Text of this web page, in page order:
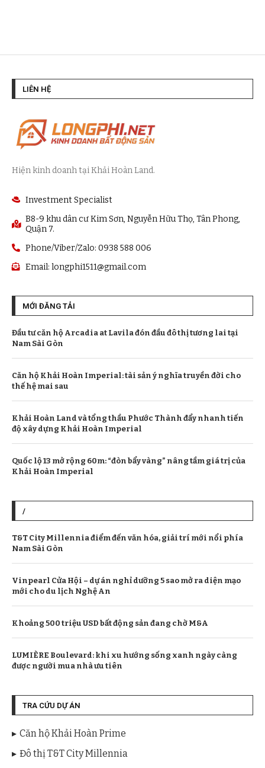
LIÊN HỆ
Hiện kinh doanh tại Khải Hoàn Land.
Investment Specialist
B8-9 khu dân cư Kim Sơn, Nguyễn Hữu Thọ, Tân Phong,
Quận 7.
Phone/Viber/Zalo: 0938 588 006
Email: longphi1511@gmail.com
MỚI ĐĂNG TẢI
Đầu tư căn hộ Arcadia at Lavila đón đầu đô thị tương lai tại
Nam Sài Gòn
Căn hộ Khải Hoàn Imperial: tài sản ý nghĩa truyền đời cho
thế hệ mai sau
Khải Hoàn Land và tổng thầu Phước Thành đẩy nhanh tiến
độ xây dựng Khải Hoàn Imperial
Quốc lộ 13 mở rộng 60m: “đòn bẩy vàng” nâng tầm giá trị của
Khải Hoàn Imperial
/
T&T City Millennia điểm đến văn hóa, giải trí mới nổi phía
Nam Sài Gòn
Vinpearl Cửa Hội – dự án nghỉ dưỡng 5 sao mở ra diện mạo
mới cho du lịch Nghệ An
Khoảng 500 triệu USD bất động sản đang chờ M&A
LUMIÈRE Boulevard: khi xu hướng sống xanh ngày càng
được người mua nhà ưu tiên
TRA CỨU DỰ ÁN
Căn hộ Khải Hoàn Prime
Đô thị T&T City Millennia